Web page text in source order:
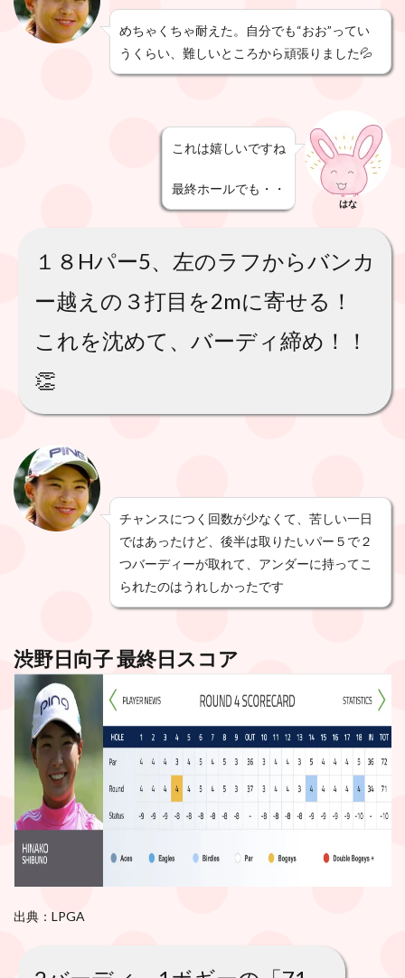
めちゃくちゃ耐えた。自分でも“おお”ってい
うくらい、難しいところから頑張りました💦
これは嬉しいですね
最終ホールでも・・
はな
１８Hパー5、左のラフからバンカ
ー越えの３打目を2mに寄せる！
これを沈めて、バーディ締め！！
👏
チャンスにつく回数が少なくて、苦しい一日
ではあったけど、後半は取りたいパー５で２
つバーディーが取れて、アンダーに持ってこ
られたのはうれしかったです
渋野日向子 最終日スコア
出典：LPGA